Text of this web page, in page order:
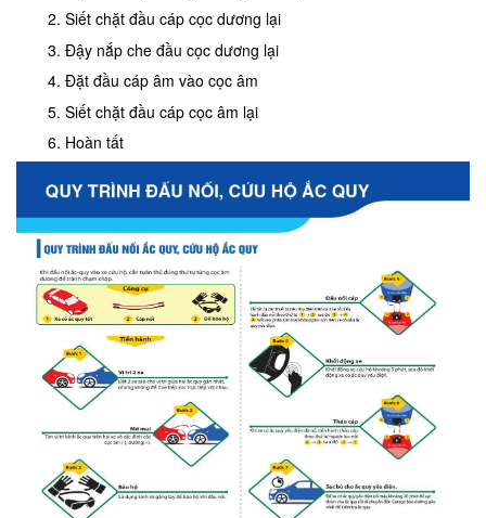
Siết chặt đầu cáp cọc dương lại
Đậy nắp che đầu cọc dương lại
Đặt đầu cáp âm vào cọc âm
Siết chặt đầu cáp cọc âm lại
Hoàn tất